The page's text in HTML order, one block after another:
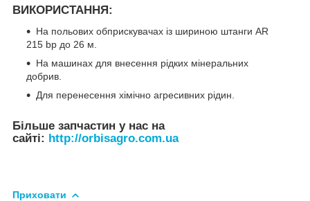
ВИКОРИСТАННЯ:
На польових обприскувачах із шириною штанги AR
215 bp до 26 м.
На машинах для внесення рідких мінеральних
добрив.
Для перенесення хімічно агресивних рідин.
Більше запчастин у нас на
сайті: http://orbisagro.com.ua
Приховати